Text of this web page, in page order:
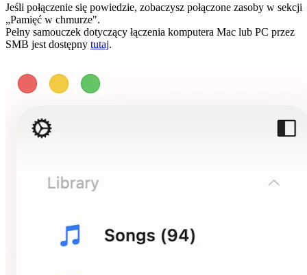
Jeśli połączenie się powiedzie, zobaczysz połączone zasoby w sekcji
„Pamięć w chmurze".
Pełny samouczek dotyczący łączenia komputera Mac lub PC przez
SMB jest dostępny tutaj.